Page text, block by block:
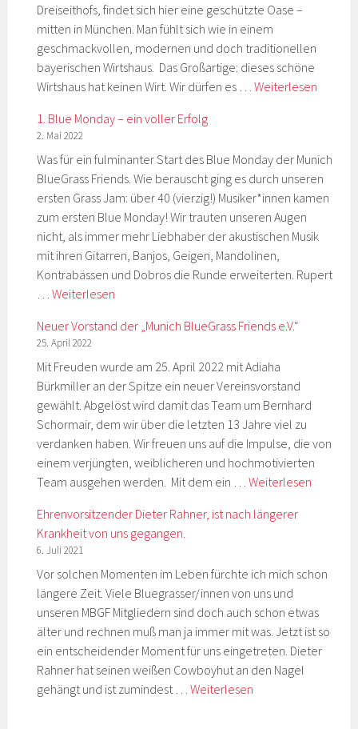
Dreiseithofs, findet sich hier eine geschützte Oase –
mitten in München. Man fühlt sich wie in einem
geschmackvollen, modernen und doch traditionellen
bayerischen Wirtshaus. Das Großartige: dieses schöne
Wirtshaus hat keinen Wirt. Wir dürfen es …Weiterlesen
1. Blue Monday – ein voller Erfolg
2. Mai 2022
Was für ein fulminanter Start des Blue Monday der Munich
BlueGrass Friends. Wie berauscht ging es durch unseren
ersten Grass Jam: über 40 (vierzig!) Musiker*innen kamen
zum ersten Blue Monday! Wir trauten unseren Augen
nicht, als immer mehr Liebhaber der akustischen Musik
mit ihren Gitarren, Banjos, Geigen, Mandolinen,
Kontrabässen und Dobros die Runde erweiterten. Rupert
…Weiterlesen
Monday
ein
voller
Erfolg
Neuer Vorstand der „Munich BlueGrass Friends e.V.“
25. April 2022
Mit Freuden wurde am 25. April 2022 mit Adiaha
Bürkmiller an der Spitze ein neuer Vereinsvorstand
gewählt. Abgelöst wird damit das Team um Bernhard
Schormair, dem wir über die letzten 13 Jahre viel zu
verdanken haben. Wir freuen uns auf die Impulse, die von
einem verjüngten, weiblicheren und hochmotivierten
Team ausgehen werden. Mit dem ein …Weiterlesen
Friends
Ehrenvorsitzender Dieter Rahner, ist nach längerer
Krankheit von uns gegangen.
6. Juli 2021
Vor solchen Momenten im Leben fürchte ich mich schon
längere Zeit. Viele Bluegrasser/innen von uns und
unseren MBGF Mitgliedern sind doch auch schon etwas
älter und rechnen muß man ja immer mit was. Jetzt ist so
ein entscheidender Moment für uns eingetreten. Dieter
Rahner hat seinen weißen Cowboyhut an den Nagel
gehängt und ist zumindest …Weiterlesen